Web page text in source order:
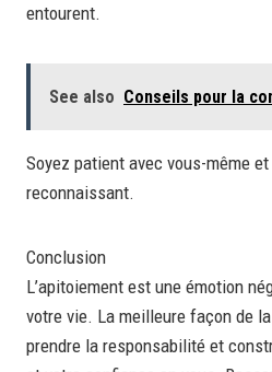
entourent.
See also Conseils pour la
Soyez patient avec vous-même
reconnaissant.
Conclusion
L’apitoiement est une émotion
votre vie. La meilleure façon de
prendre la responsabilité et